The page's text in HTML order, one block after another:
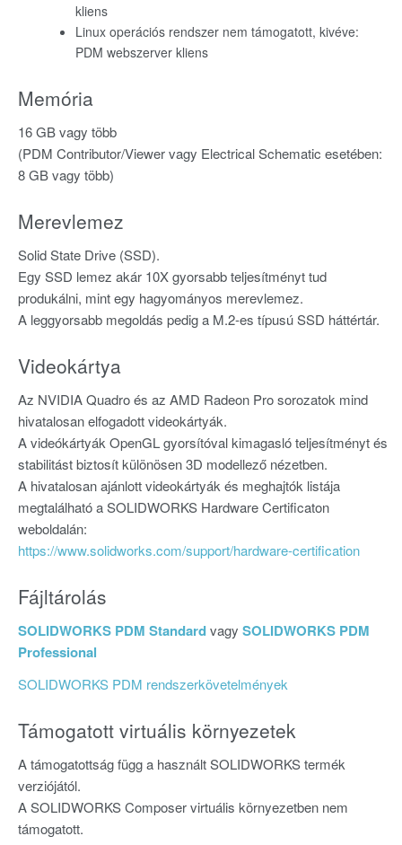
kliens
Linux operációs rendszer nem támogatott, kivéve:
PDM webszerver kliens
Memória
16 GB vagy több
(PDM Contributor/Viewer vagy Electrical Schematic esetében:
8 GB vagy több)
Merevlemez
Solid State Drive (SSD).
Egy SSD lemez akár 10X gyorsabb teljesítményt tud
produkálni, mint egy hagyományos merevlemez.
A leggyorsabb megoldás pedig a M.2-es típusú SSD háttértár.
Videokártya
Az NVIDIA Quadro és az AMD Radeon Pro sorozatok mind
hivatalosan elfogadott videokártyák.
A videókártyák OpenGL gyorsítóval kimagasló teljesítményt és
stabilitást biztosít különösen 3D modellező nézetben.
A hivatalosan ajánlott videokártyák és meghajtók listája
megtalálható a SOLIDWORKS Hardware Certificaton
weboldalán:
https://www.solidworks.com/support/hardware-certification
Fájltárolás
SOLIDWORKS PDM Standardvagy SOLIDWORKS PDM
Professional
SOLIDWORKS PDM rendszerkövetelmények
Támogatott virtuális környezetek
A támogatottság függ a használt SOLIDWORKS termék
verziójától.
A SOLIDWORKS Composer virtuális környezetben nem
támogatott.